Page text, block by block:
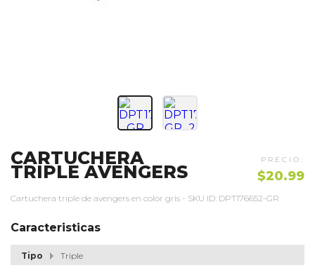
CARTUCHERA
TRIPLE AVENGERS $20.99
Cartuchera triple de avengers en color gris - SKU ID: DPT176652-GR
Caracteristicas
Tipo
Triple